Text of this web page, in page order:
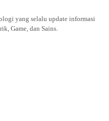
yang selalu update informasi
Game, dan Sains.